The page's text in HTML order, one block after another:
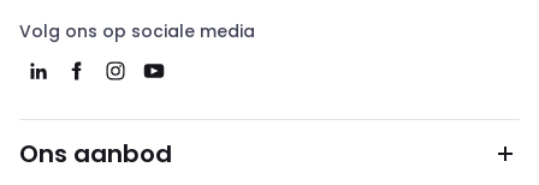
Volg ons op sociale media
Ons aanbod